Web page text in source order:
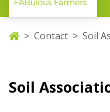
Contact Soil
Soil